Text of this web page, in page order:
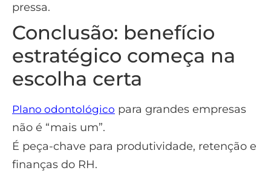
pressa.
Conclusão: benefício
estratégico começa na
escolha certa
Plano odontológico para grandes empresas
não é “mais um”.
É peça-chave para produtividade, retenção e
finanças do RH.